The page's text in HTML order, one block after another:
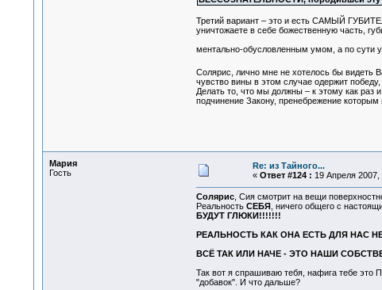
Третий вариант – это и есть САМЫЙ
уничтожаете в себе божественную часть,
ментально-обусловленным умом, а по сути
Солярис, лично мне не хотелось бы видеть
чувство вины в этом случае одержит
Делать то, что мы должны – к этому как
подчинение Закону, пренебрежение
Мария
Гость
Re: из Тайного...
« Ответ #124 : 19 Апреля 2007,
Солярис, Сия смотрит на вещи
Реальность СЕБЯ , ничего общего с
БУДУТ ГЛЮКИ!!!!!!!
РЕАЛЬНОСТЬ КАК ОНА ЕСТЬ ДЛЯ НАС
ВСЁ ТАК ИЛИ НАЧЕ - ЭТО НАШИ
Так вот я спрашиваю тебя, нафига тебе это
"добавок". И что дальше?